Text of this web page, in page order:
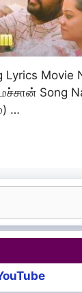
Lyrics Movie
Song
…